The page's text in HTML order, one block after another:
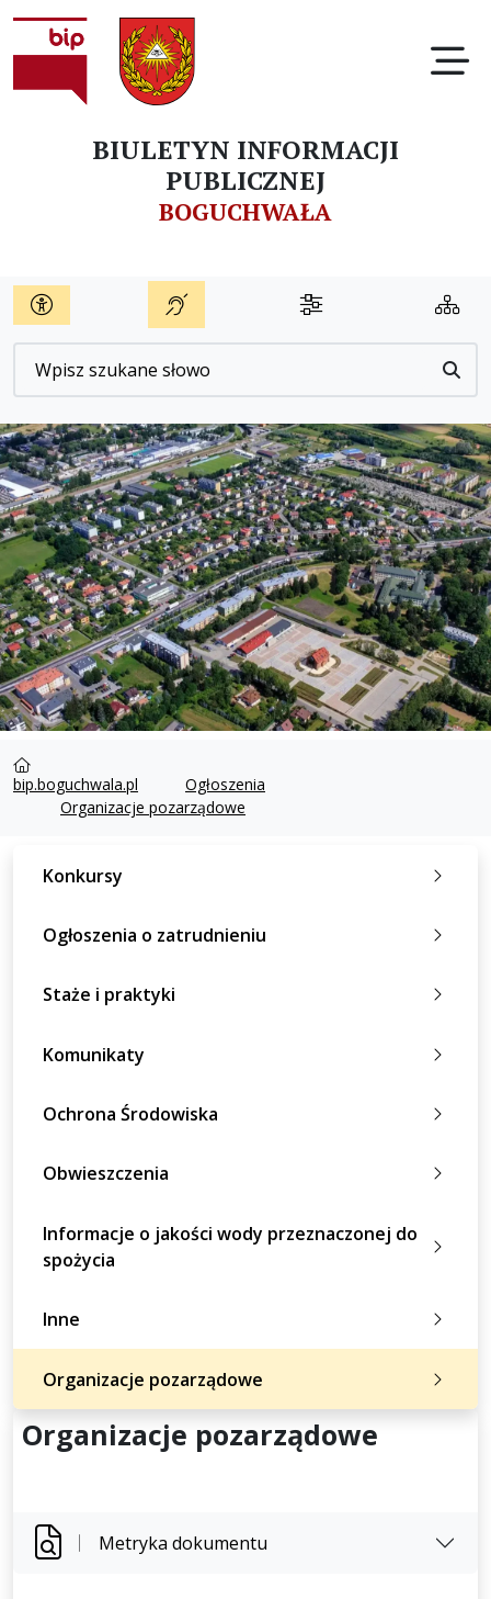
Wyszukiwarka
BIULETYN INFORMACJI
PUBLICZNEJ
BOGUCHWAŁA
bip.boguchwala.pl
Ogłoszenia
Organizacje pozarządowe
Konkursy
Ogłoszenia o zatrudnieniu
Staże i praktyki
Komunikaty
Ochrona Środowiska
Obwieszczenia
Informacje o jakości wody przeznaczonej do
spożycia
Inne
Organizacje pozarządowe
Organizacje pozarządowe
Metryka dokumentu